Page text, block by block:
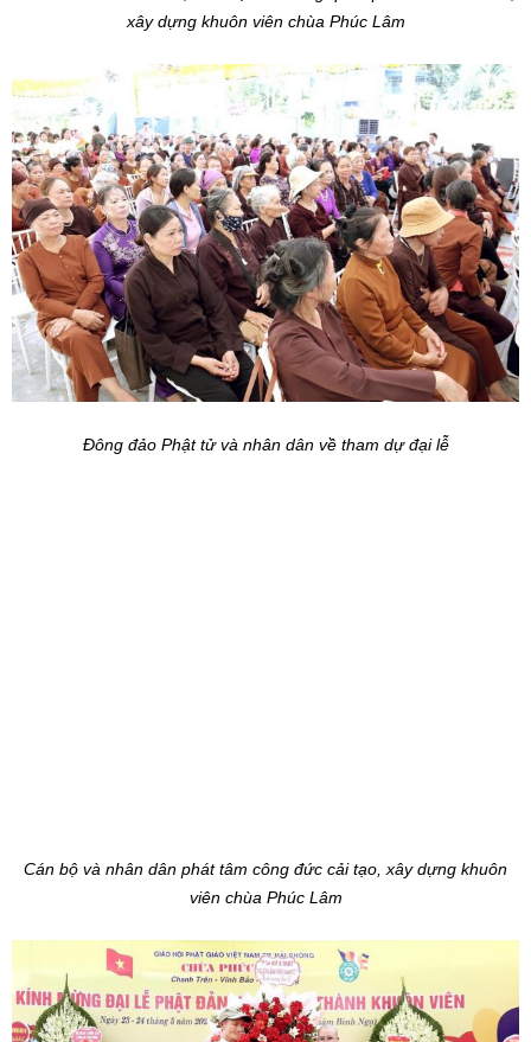
xây dựng khuôn viên chùa Phúc Lâm
Đông đảo Phật tử và nhân dân về tham dự đại lễ
Cán bộ và nhân dân phát tâm công đức cải tạo, xây dựng khuôn
viên chùa Phúc Lâm